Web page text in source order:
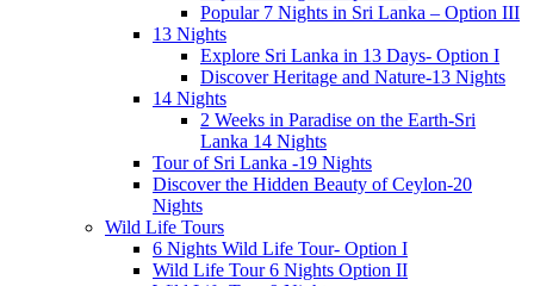
Popular 7 Nights in Sri Lanka – Option III
13 Nights
Explore Sri Lanka in 13 Days- Option I
Discover Heritage and Nature-13 Nights
14 Nights
2 Weeks in Paradise on the Earth-Sri
Lanka 14 Nights
Tour of Sri Lanka -19 Nights
Discover the Hidden Beauty of Ceylon-20
Nights
Wild Life Tours
6 Nights Wild Life Tour- Option I
Wild Life Tour 6 Nights Option II